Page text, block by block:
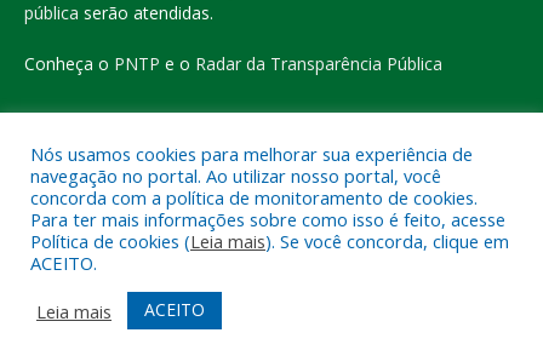
pública serão atendidas.
Conheça o PNTP e o Radar da Transparência Pública
Todos os direitos reservados a Prefeitura Municipal de Eldorado
do Carajás
Mapa do Site
Acessar o Webmail
Nós usamos cookies para melhorar sua experiência de
navegação no portal. Ao utilizar nosso portal, você
concorda com a política de monitoramento de cookies.
Para ter mais informações sobre como isso é feito, acesse
Política de cookies (Leia mais). Se você concorda, clique em
ACEITO.
Leia mais
ACEITO